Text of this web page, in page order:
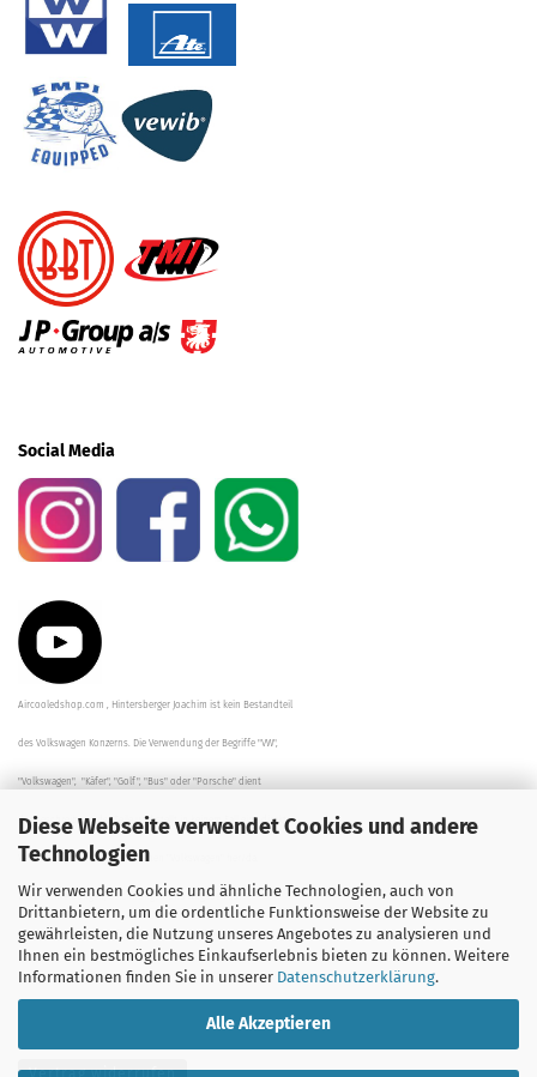
Diese Webseite verwendet Cookies und andere
Technologien
Wir verwenden Cookies und ähnliche Technologien, auch von
Drittanbietern, um die ordentliche Funktionsweise der Website zu
gewährleisten, die Nutzung unseres Angebotes zu analysieren und
Ihnen ein bestmögliches Einkaufserlebnis bieten zu können. Weitere
Informationen finden Sie in unserer Datenschutzerklärung.
Alle Akzeptieren
Social Media
Aircooledshop.com , Hintersberger Joachim ist kein Bestandteil
des Volkswagen Konzerns. Die Verwendung der Begriffe "VW",
"Volkswagen", "Käfer", "Golf", "Bus" oder "Porsche" dient
der Beschreibung der Teile und stellt in keinem Fall eine direkte
Verbindung zu dem Unternehmen "Volkswagen" her/da.
Die Beschreibungen, Zeichnungen und Angaben zur
Verwendung sind sorgfältig überprüft worden.
Vertrag widerrufen